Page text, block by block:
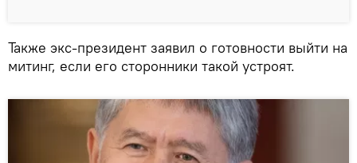
Также экс-президент заявил о готовности выйти на
митинг, если его сторонники такой устроят.